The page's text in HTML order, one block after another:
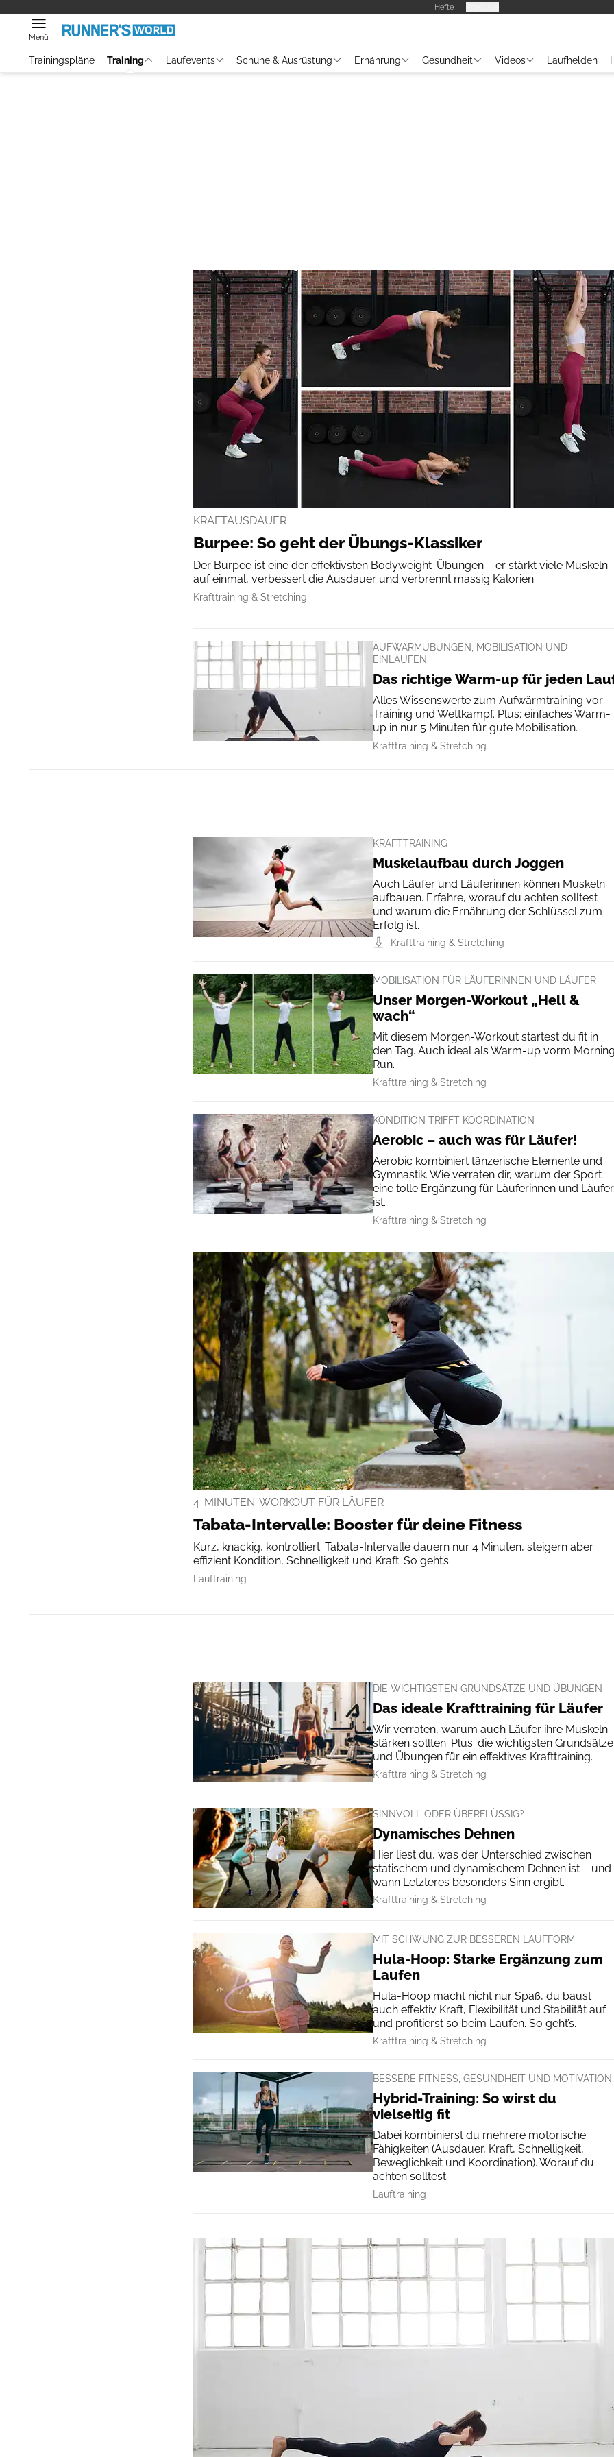
Hefte
Menü
Trainingspläne Training Laufevents Schuhe & Ausrüstung Ernährung Gesundheit Videos Laufhelden
KRAFTAUSDAUER
Burpee: So geht der Übungs-Klassiker
Der Burpee ist eine der effektivsten Bodyweight-Übungen – er stärkt viele Muskeln
auf einmal, verbessert die Ausdauer und verbrennt massig Kalorien.
Krafttraining & Stretching
AUFWÄRMÜBUNGEN, MOBILISATION UND
EINLAUFEN
Das richtige Warm-up für jeden
Alles Wissenswerte zum Aufwärmtraining vor
Training und Wettkampf. Plus: einfaches Warm-
up in nur 5 Minuten für gute Mobilisation.
Krafttraining & Stretching
KRAFTTRAINING
Muskelaufbau durch Joggen
Auch Läufer und Läuferinnen können Muskeln
aufbauen. Erfahre, worauf du achten solltest
und warum die Ernährung der Schlüssel zum
Erfolg ist.
Krafttraining & Stretching
MOBILISATION FÜR LÄUFERINNEN UND LÄUFER
Unser Morgen-Workout „Hell &
wach“
Mit diesem Morgen-Workout startest du fit in
den Tag. Auch ideal als Warm-up vorm Morning
Run.
Krafttraining & Stretching
KONDITION TRIFFT KOORDINATION
Aerobic – auch was für Läufer!
Aerobic kombiniert tänzerische Elemente und
Gymnastik. Wie verraten dir, warum der Sport
eine tolle Ergänzung für Läuferinnen und Läufer
ist.
Krafttraining & Stretching
4-MINUTEN-WORKOUT FÜR LÄUFER
Tabata-Intervalle: Booster für deine Fitness
Kurz, knackig, kontrolliert: Tabata-Intervalle dauern nur 4 Minuten, steigern aber
effizient Kondition, Schnelligkeit und Kraft. So geht’s.
Lauftraining
DIE WICHTIGSTEN GRUNDSÄTZE UND ÜBUNGEN
Das ideale Krafttraining für Läufer
Wir verraten, warum auch Läufer ihre Muskeln
stärken sollten. Plus: die wichtigsten Grundsätze
und Übungen für ein effektives Krafttraining.
Krafttraining & Stretching
SINNVOLL ODER ÜBERFLÜSSIG?
Dynamisches Dehnen
Hier liest du, was der Unterschied zwischen
statischem und dynamischem Dehnen ist – und
wann Letzteres besonders Sinn ergibt.
Krafttraining & Stretching
MIT SCHWUNG ZUR BESSEREN LAUFFORM
Hula-Hoop: Starke Ergänzung zum
Laufen
Hula-Hoop macht nicht nur Spaß, du baust
auch effektiv Kraft, Flexibilität und Stabilität auf
und profitierst so beim Laufen. So geht’s.
Krafttraining & Stretching
BESSERE FITNESS, GESUNDHEIT UND MOTIVATION
Hybrid-Training: So wirst du
vielseitig fit
Dabei kombinierst du mehrere motorische
Fähigkeiten (Ausdauer, Kraft, Schnelligkeit,
Beweglichkeit und Koordination). Worauf du
achten solltest.
Lauftraining